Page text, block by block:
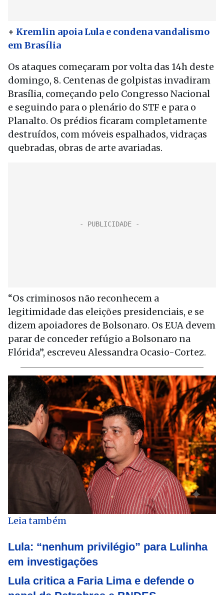
+ Kremlin apoia Lula e condena vandalismo
em Brasília
Os ataques começaram por volta das 14h deste
domingo, 8. Centenas de golpistas invadiram
Brasília, começando pelo Congresso Nacional
e seguindo para o plenário do STF e para o
Planalto. Os prédios ficaram completamente
destruídos, com móveis espalhados, vidraças
quebradas, obras de arte avariadas.
“Os criminosos não reconhecem a
legitimidade das eleições presidenciais, e se
dizem apoiadores de Bolsonaro. Os EUA devem
parar de conceder refúgio a Bolsonaro na
Flórida”, escreveuAlessandra Ocasio-Cortez.
Leia também
Lula: “nenhum privilégio” para Lulinha
em investigações
Lula critica a Faria Lima e defende o